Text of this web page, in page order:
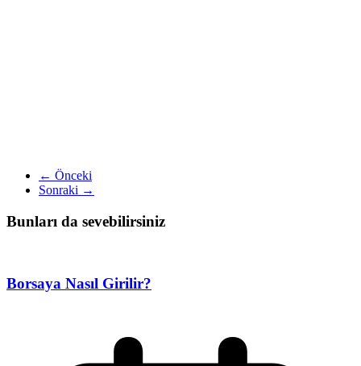
← Önceki
Sonraki →
Bunları da sevebilirsiniz
Borsaya Nasıl Girilir?